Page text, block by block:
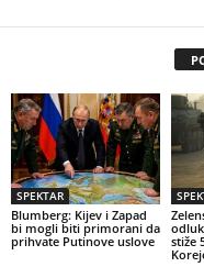
SPEKTAR
Blumberg: Kijev i Zapad
bi mogli biti primorani da
prihvate Putinove uslove
stiže